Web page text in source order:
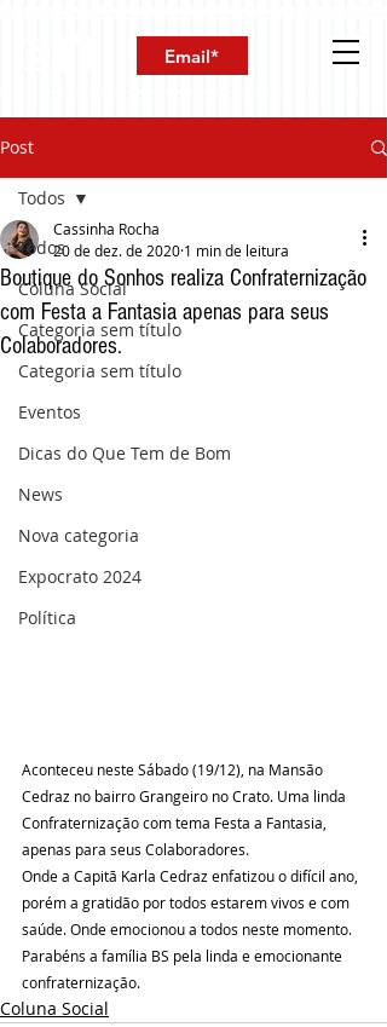
Post
Todos
Coluna Social
Categoria sem título
Categoria sem título
Eventos
Dicas do Que Tem de Bom
News
Nova categoria
Expocrato 2024
Política
Todos
Boutique do Sonhos realiza Confraternização
com Festa a Fantasia apenas para seus
Colaboradores.
Cassinha Rocha
20 de dez. de 2020 1 min de leitura
Aconteceu neste Sábado (19/12), na Mansão
Cedraz no bairro Grangeiro no Crato. Uma linda
Confraternização com tema Festa a Fantasia,
apenas para seus Colaboradores.
Onde a Capitã Karla Cedraz enfatizou o difícil ano,
porém a gratidão por todos estarem vivos e com
saúde. Onde emocionou a todos neste momento.
Parabéns a família BS pela linda e emocionante
confraternização.
Coluna Social